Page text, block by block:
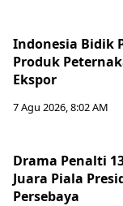
Indonesia Bidik
Produk
Ekspor
7 Agu 2026, 8:02 AM
Drama Penalti
Juara Piala
Persebaya